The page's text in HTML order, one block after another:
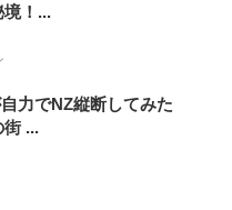
境！...
力でNZ縦断してみた
街 ...